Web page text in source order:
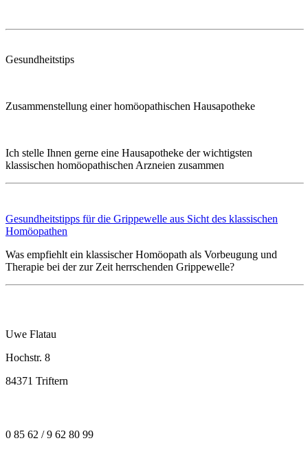
Gesundheitstips
Zusammenstellung einer homöopathischen Hausapotheke
Ich stelle Ihnen gerne eine Hausapotheke der wichtigsten
klassischen homöopathischen Arzneien zusammen
Gesundheitstipps für die Grippewelle aus Sicht des klassischen
Homöopathen
Was empfiehlt ein klassischer Homöopath als Vorbeugung und
Therapie bei der zur Zeit herrschenden Grippewelle?
Uwe Flatau
Hochstr. 8
84371 Triftern
0 85 62 / 9 62 80 99